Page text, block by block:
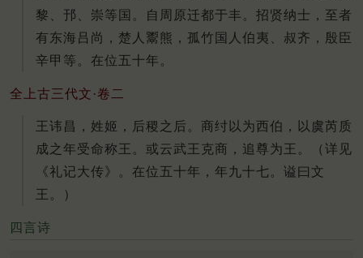
黎、邘、崇等国。自周原迁都于丰。招贤纳士，至者
有东海吕尚，楚人鬻熊，孤竹国人伯夷、叔齐，殷臣
辛甲等。在位五十年。
全上古三代文·卷二
王讳昌，姓姬，后稷之后。商纣以为西伯，以虞芮质
成之年受命称王。或云武王克商，追尊为王。（详见
《礼记大传》。在位五十年，年九十七。谥曰文
王。）
四言诗